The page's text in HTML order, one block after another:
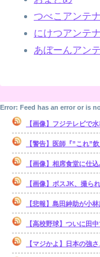
つべこアンテナ
にけつアンテナ
あぼーんアン
Error: Feed has an error or is
【画像】フジテレビ
【警告】医師『”これ”
【画像】相席食堂に仕
【画像】ボスJK、撮ら
【悲報】島田紳助が小林麻耶
【高校野球】ついに田中
【マジかよ】日本の強